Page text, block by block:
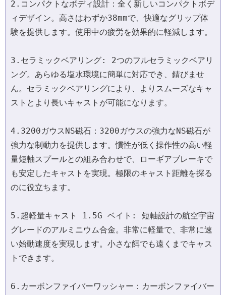
2.コンパクトなボディ設計：全く新しいコンパクトボデ
ィデザイン。高さはわずか38mmで、快適なグリップ体
験を提供します。使用中の疲労を効果的に軽減します。
3.セラミックベアリング: 2つのフルセラミックベアリ
ング。あらゆる塩水環境に簡単に対応でき、錆びませ
ん。セラミックベアリングにより、よりスムーズなキャ
ストとより長いキャストが可能になります。
4.3200ガウスNS磁石：3200ガウスの強力なNS磁石が
強力な制動力を提供します。慣性が低く操作性の高い軽
量短軸スプールとの組み合わせで、ローギアブレーキで
も安定したキャストを実現。極限のキャスト距離を探る
のに役立ちます。
5.超軽量キャスト 1.5G ベイト: 短軸設計の航空宇宙
グレードのアルミニウム合金。非常に軽量で、非常に速
い始動速度を実現します。小さな餌でも遠くまでキャス
トできます。
6.カーボンファイバーワッシャー：カーボンファイバー